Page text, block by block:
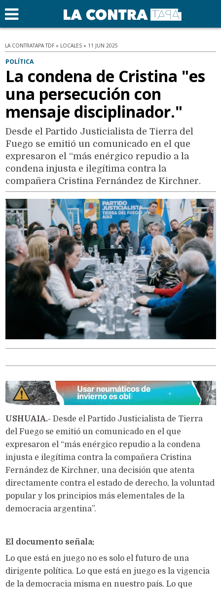
LA CONTRATAPA TDF » LOCALES » 11 JUN 2025
POLÍTICA
La condena de Cristina "es
una persecución con
mensaje disciplinador."
Desde el Partido Justicialista de Tierra del
Fuego se emitió un comunicado en el que
expresaron el “más enérgico repudio a la
condena injusta e ilegítima contra la
compañera Cristina Fernández de Kirchner.
USHUAIA.- Desde el Partido Justicialista de Tierra
del Fuego se emitió un comunicado en el que
expresaron el “más enérgico repudio a la condena
injusta e ilegítima contra la compañera Cristina
Fernández de Kirchner, una decisión que atenta
directamente contra el estado de derecho, la voluntad
popular y los principios más elementales de la
democracia argentina”.
El documento señala:
Lo que está en juego no es solo el futuro de una
dirigente política. Lo que está en juego es la vigencia
de la democracia misma en nuestro país. Lo que